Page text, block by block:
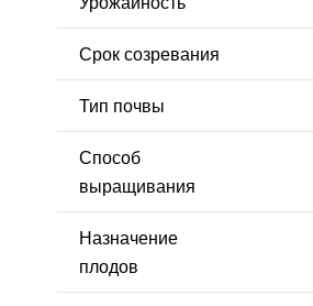
Срок созревания
Тип почвы
Способ
выращивания
Назначение
плодов